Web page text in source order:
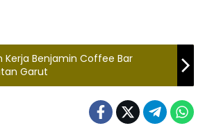
Kerja Benjamin Coffee Bar
Garut